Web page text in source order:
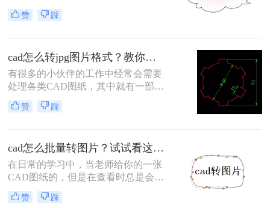
快更简单的完成转换还是需要一些技
巧的。分享两种可以快速完成转换的
赞 踩
cad怎么转jpg图片格式？教你一招！
有很多的小伙伴的工作中经常会需要
处理各类CAD图纸，其中就有一部分
的用户为了方便查看就会需要将CAD
图纸保存为JPG格式的图片。但是有
优秀的CAD转图片的方法，那么下面
就随小编一起来看看吧。
赞 踩
cad怎么批量转图片？试试看这两个方法！
在日常的学习中，当老师给你的一张
CAD图纸的，但是在查看时总是会不
小心触碰到某些地方，使它改变了原
来的内容，怎么办呢？这时我们可以
赞 踩